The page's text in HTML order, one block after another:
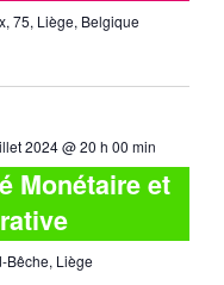
75, Liège, Belgique
2024 @ 20 h 00 min
Monétaire et
Bêche, Liège